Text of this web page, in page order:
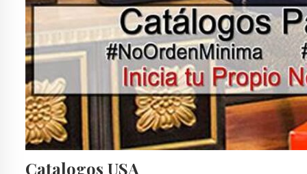
Catalogos USA
ANDREA CATALOGOS TIJUANA
ANDREA CERRADO
ANDREA CERRADO VERANO 2017
ANDREA COM CATALOGOS 2016
ANDREA COM CATALOGOS 2017
ANDREA COM OTOÑO INVIERNO 2016
ANDREA CONFORT
ANDREA DAMA
ANDREA DAMA VERANO 2018
ANDREA DE MEXICO
ANDREA DEPORTIVO
ANDREA EN EL NOMBRE DEL DISEÑO
ANDREA EN EL NOMBRE DEL DISEÑO 2017
ANDREA EN EL NOMBRE DEL DISEÑO BOTAS
ANDREA EN EL NOMBRE DEL DISEÑO CATÁLOGOS
ANDREA EN EL NOMBRE DEL DISEÑO MEXICO
ANDREA EN ESTADOS UNIDOS
ANDREA EN LINEA
ANDREA ESTADOS UNIDOS